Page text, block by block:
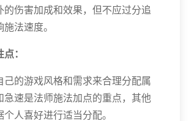
的伤害加成和效果，但不应过分追
法速度。
：
己的游戏风格和需求来合理分配属
急速是法师施法加点的重点，其他
人喜好进行适当分配。